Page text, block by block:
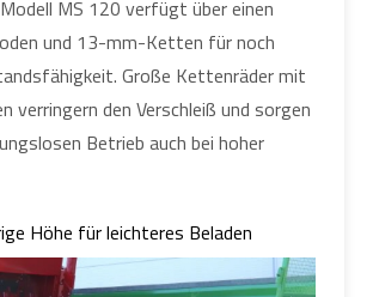
MS 120 verfügt über einen
und 13-mm-Ketten für noch
Große Kettenräder mit
verringern den Verschleiß und sorgen
Betrieb auch bei hoher
Höhe für leichteres Beladen